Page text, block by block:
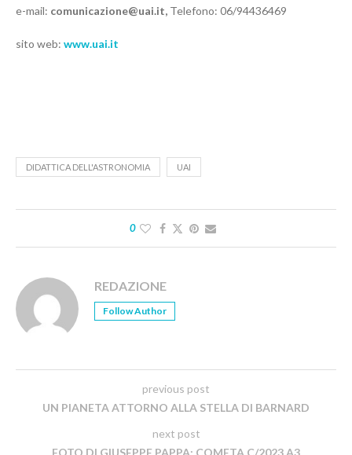
e-mail: comunicazione@uai.it, Telefono: 06/94436469
sito web: www.uai.it
DIDATTICA DELL'ASTRONOMIA UAI
0
REDAZIONE
Follow Author
previous post
UN PIANETA ATTORNO ALLA STELLA DI BARNARD
next post